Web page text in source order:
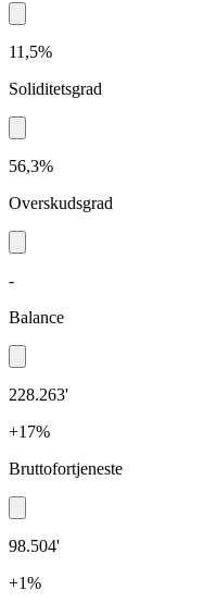
11,5%
Soliditetsgrad
56,3%
Overskudsgrad
-
Balance
228.263'
+17%
Bruttofortjeneste
98.504'
+1%